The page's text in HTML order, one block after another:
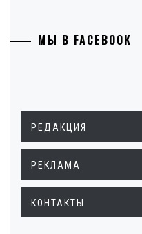
МЫ В FACEBOOK
РЕДАКЦИЯ
РЕКЛАМА
КОНТАКТЫ